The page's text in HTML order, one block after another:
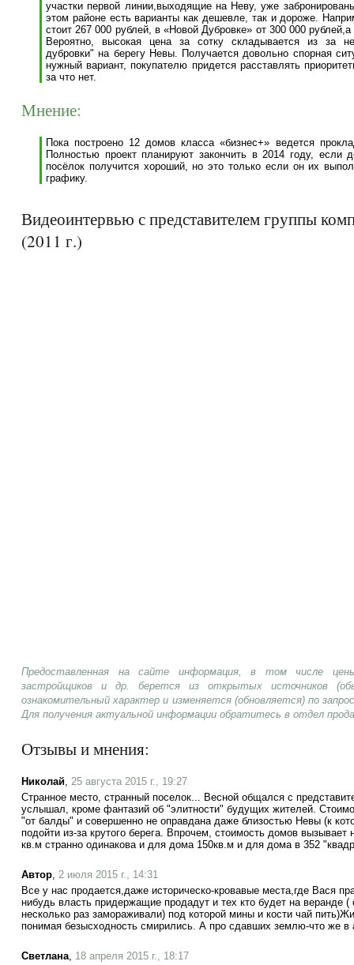
участки первой линии,выходящие на Неву, уже
этом районе есть варианты как дешевле, так и дороже.
стоит 267 000 рублей, в «Новой Дубровке» от 300 000
Вероятно, высокая цена за сотку складывается из за
дубровки" на берегу Невы. Получается довольно спорная
нужный вариант, покупателю придется расставлять
за что нет.
Мнение:
Пока построено 12 домов класса «бизнес+» ведется
Полностью проект планируют закончить в 2014 году, если
посёлок получится хороший, но это только если он их
графику.
Видеоинтервью с представителем группы
(2011 г.)
Предоставленная на сайте информация, в том числе
застройщиков и др. берется из открытых источников
ознакомительный характер и изменяется (обновляется) по
Для получения актуальной информации обратитесь в отдел
Отзывы и мнения:
Николай, 25 августа 2015 г., 19:27
Странное место, странный поселок... Весной общался с
услышал, кроме фантазий об "элитности" будущих жителей.
"от балды" и совершенно не оправдана даже близостью Невы (к
подойти из-за крутого берега. Впрочем, стоимость домов
кв.м странно одинакова и для дома 150кв.м и для дома в 352
Автор, 2 июля 2015 г., 14:31
Все у нас продается,даже историческо-кровавые места,где Вася
нибудь власть придержащие продадут и тех кто будет на веранде
несколько раз замораживали) под которой мины и кости чай
понимая безысходность смирились. А про сдавших землю-что же в
Светлана, 18 апреля 2015 г., 18:17